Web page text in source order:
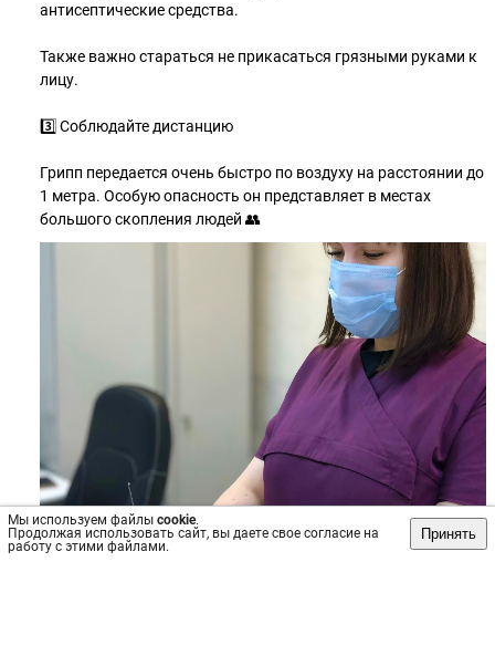
Мы используем файлы cookie.
Продолжая использовать сайт, вы даете свое согласие на
работу с этими файлами.
Принять
антисептические средства.
Также важно стараться не прикасаться грязными руками к
лицу.
3️⃣ Соблюдайте дистанцию
Грипп передается очень быстро по воздуху на расстоянии до
1 метра. Особую опасность он представляет в местах
большого скопления людей 👥